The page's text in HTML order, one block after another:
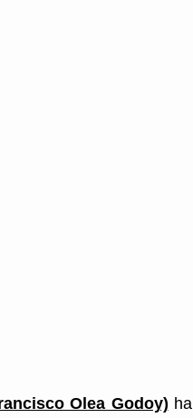
Olea Godoy) ha